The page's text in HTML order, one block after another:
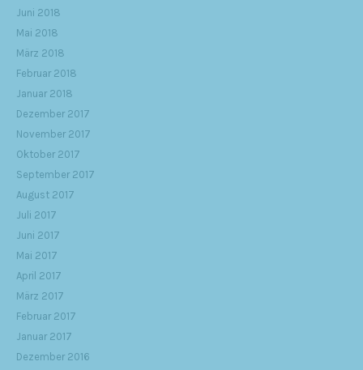
Juni 2018
Mai 2018
März 2018
Februar 2018
Januar 2018
Dezember 2017
November 2017
Oktober 2017
September 2017
August 2017
Juli 2017
Juni 2017
Mai 2017
April 2017
März 2017
Februar 2017
Januar 2017
Dezember 2016